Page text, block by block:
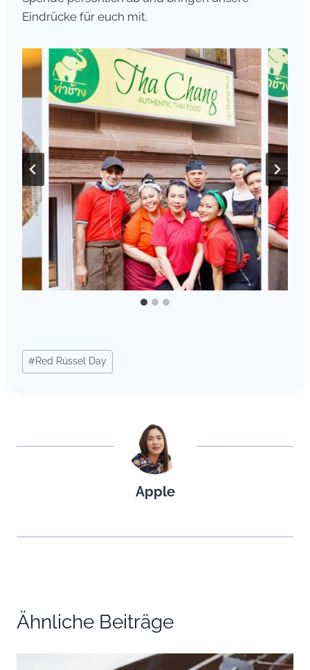
Eindrücke für euch mit.
Schlagworte:
#Red Rüssel Day
Apple
Ähnliche Beiträge